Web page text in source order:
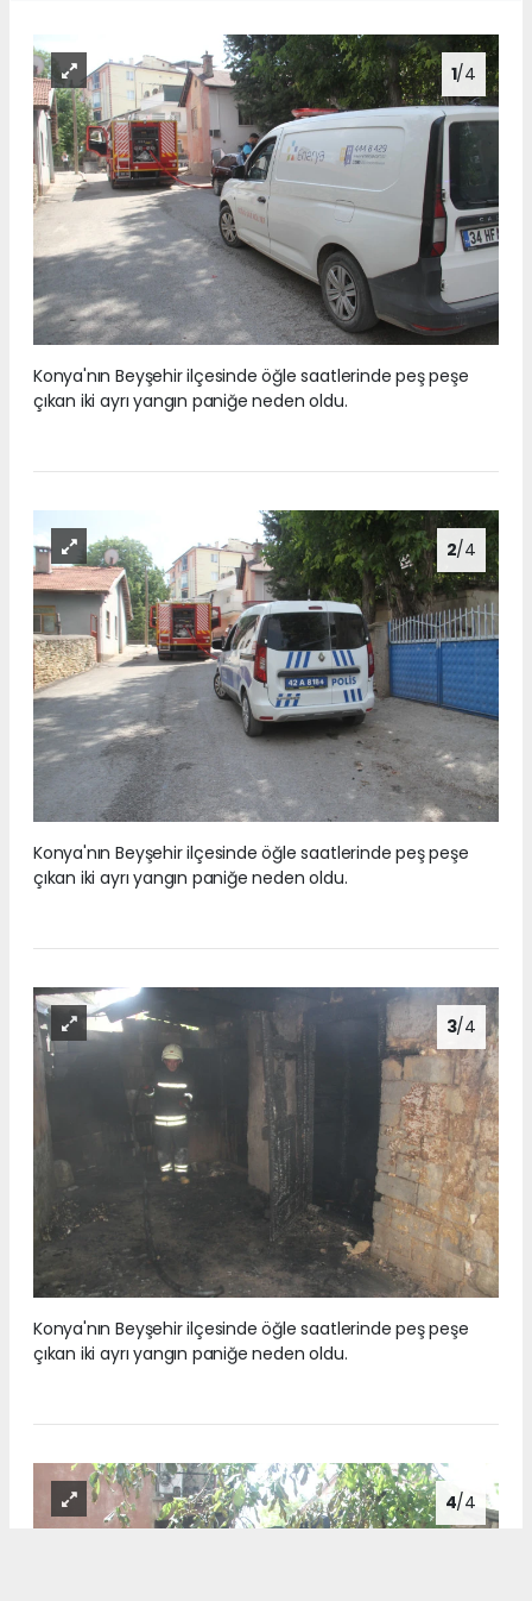
1/4
Konya'nın Beyşehir ilçesinde öğle saatlerinde peş peşe
çıkan iki ayrı yangın paniğe neden oldu.
2/4
Konya'nın Beyşehir ilçesinde öğle saatlerinde peş peşe
çıkan iki ayrı yangın paniğe neden oldu.
3/4
Konya'nın Beyşehir ilçesinde öğle saatlerinde peş peşe
çıkan iki ayrı yangın paniğe neden oldu.
4/4